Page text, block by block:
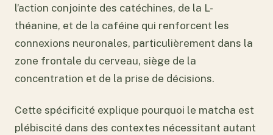
l’action conjointe des catéchines, de la L-
théanine, et de la caféine qui renforcent les
connexions neuronales, particulièrement dans la
zone frontale du cerveau, siège de la
concentration et de la prise de décisions.
Cette spécificité explique pourquoi le matcha est
plébiscité dans des contextes nécessitant autant